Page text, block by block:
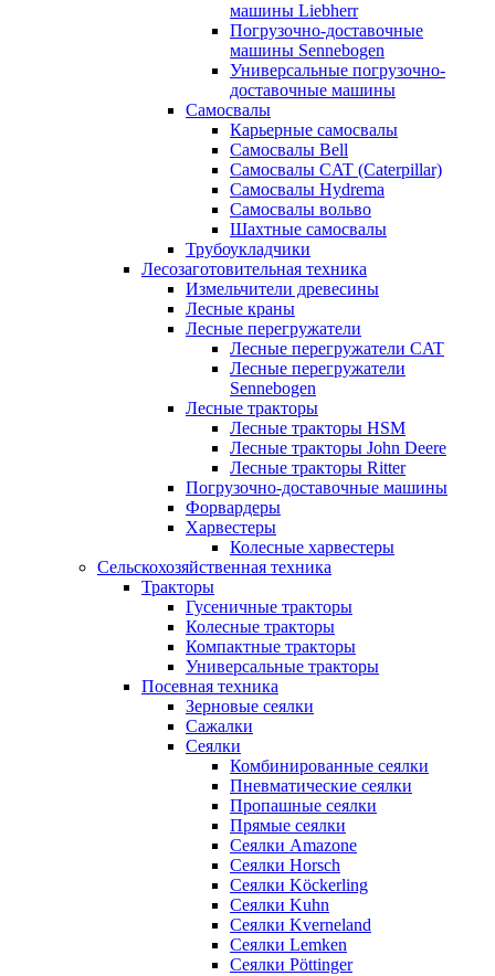
машины Liebherr
Погрузочно-доставочные
машины Sennebogen
Универсальные погрузочно-
доставочные машины
Самосвалы
Карьерные самосвалы
Самосвалы Bell
Самосвалы CAT (Caterpillar)
Самосвалы Hydrema
Самосвалы вольво
Шахтные самосвалы
Трубоукладчики
Лесозаготовительная техника
Измельчители древесины
Лесные краны
Лесные перегружатели
Лесные перегружатели CAT
Лесные перегружатели
Sennebogen
Лесные тракторы
Лесные тракторы HSM
Лесные тракторы John Deere
Лесные тракторы Ritter
Погрузочно-доставочные машины
Форвардеры
Харвестеры
Колесные харвестеры
Сельскохозяйственная техника
Тракторы
Гусеничные тракторы
Колесные тракторы
Компактные тракторы
Универсальные тракторы
Посевная техника
Зерновые сеялки
Сажалки
Сеялки
Комбинированные сеялки
Пневматические сеялки
Пропашные сеялки
Прямые сеялки
Сеялки Amazone
Сеялки Horsch
Сеялки Köckerling
Сеялки Kuhn
Сеялки Kverneland
Сеялки Lemken
Сеялки Pöttinger